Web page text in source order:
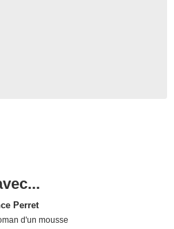
Perret
d'un mousse